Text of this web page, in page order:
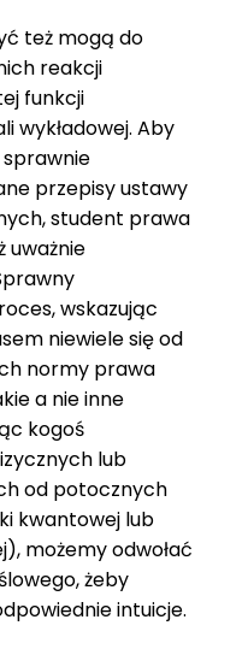
też mogą do
reakcji
funkcji
wykładowej. Aby
przepisy ustawy
student prawa
uważnie
wskazując
niewiele się od
normy prawa
a nie inne
kogoś
lub
od potocznych
kwantowej lub
możemy odwołać
żeby
intuicje.